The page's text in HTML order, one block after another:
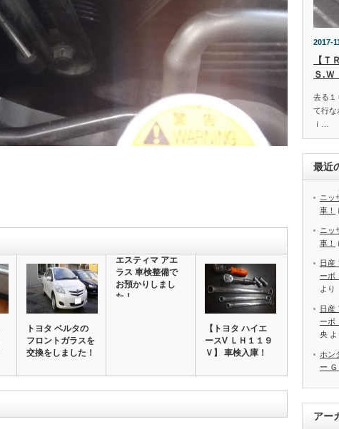
トヨタ ベルタの
フロントガラスを
交換をしました！
エスティマ アエ
ラス 車検整備で
お預かりしまし
た！
【トヨタ ハイエ
ースV ＬＨ１１９
Ｖ】 車検入庫！
2017-
【Ｔ
Ｓ.Ｗ
去る１
て行な
ｉ…
最近
ニッ
車！
ニッ
車！
日産
ーボ
より
日産
ーボ
央 よ
ホン
ー Ｇ
アー